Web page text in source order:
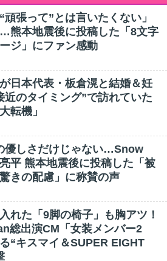
頑張って”とは言いたくない」
熊本地震後に投稿した「8文字
ジ」にファン感動
日本代表・板倉滉と結婚＆妊
近のタイミング”で訪れていた
転機」
優しさだけじゃない…Snow
平 熊本地震後に投稿した「被
きの配慮」に称賛の声
れた「9脚の椅子」も胸アツ！
総出演CM「女装メンバー2
“キスマイ＆SUPER EIGHT